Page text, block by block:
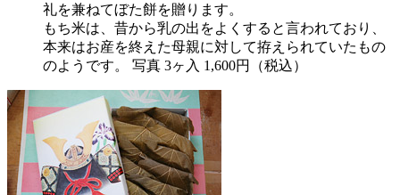
礼を兼ねてぼた餅を贈ります。
もち米は、昔から乳の出をよくすると言われており、
本来はお産を終えた母親に対して拵えられていたもの
のようです。 写真 3ヶ入 1,600円（税込）